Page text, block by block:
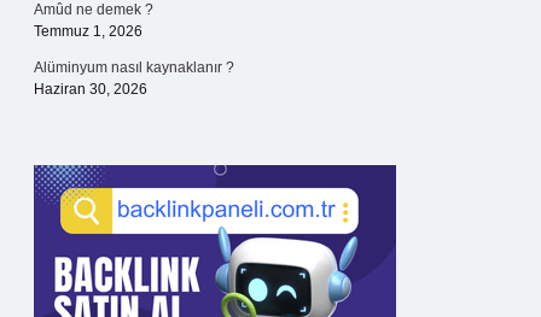
Amûd ne demek ?
Temmuz 1, 2026
Alüminyum nasıl kaynaklanır ?
Haziran 30, 2026